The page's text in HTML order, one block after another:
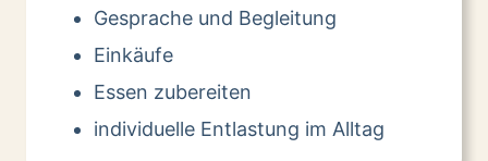
Gesprache und Begleitung
Einkäufe
Essen zubereiten
individuelle Entlastung im Alltag